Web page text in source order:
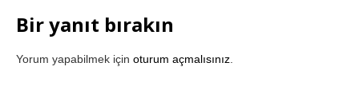
Bir yanıt bırakın
Yorum yapabilmek için oturum açmalısınız.